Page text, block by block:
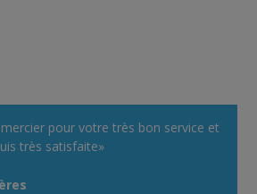
pour votre très bon service et
très satisfaite»